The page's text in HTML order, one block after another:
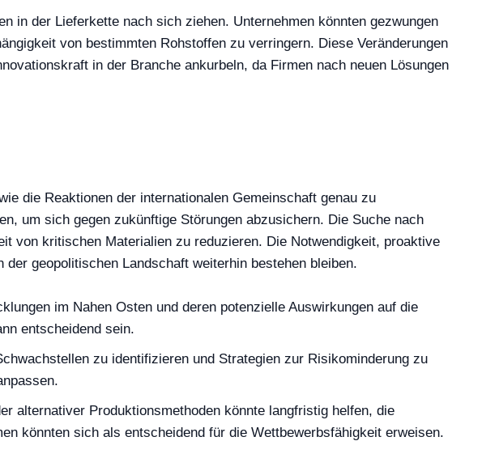
in der Lieferkette nach sich ziehen. Unternehmen könnten gezwungen
von bestimmten Rohstoffen zu verringern. Diese Veränderungen
in der Branche ankurbeln, da Firmen nach neuen Lösungen
die Reaktionen der internationalen Gemeinschaft genau zu
um sich gegen zukünftige Störungen abzusichern. Die Suche nach
von kritischen Materialien zu reduzieren. Die Notwendigkeit, proaktive
geopolitischen Landschaft weiterhin bestehen bleiben.
im Nahen Osten und deren potenzielle Auswirkungen auf die
entscheidend sein.
zu identifizieren und Strategien zur Risikominderung zu
alternativer Produktionsmethoden könnte langfristig helfen, die
könnten sich als entscheidend für die Wettbewerbsfähigkeit erweisen.